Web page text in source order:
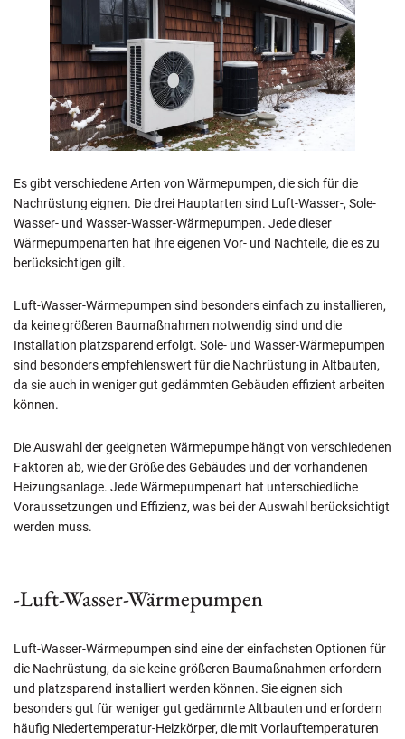
Es gibt verschiedene Arten von Wärmepumpen, die sich für die
Nachrüstung eignen. Die drei Hauptarten sind Luft-Wasser-, Sole-
Wasser- und Wasser-Wasser-Wärmepumpen. Jede dieser
Wärmepumpenarten hat ihre eigenen Vor- und Nachteile, die es zu
berücksichtigen gilt.
Luft-Wasser-Wärmepumpen sind besonders einfach zu installieren,
da keine größeren Baumaßnahmen notwendig sind und die
Installation platzsparend erfolgt. Sole- und Wasser-Wärmepumpen
sind besonders empfehlenswert für die Nachrüstung in Altbauten,
da sie auch in weniger gut gedämmten Gebäuden effizient arbeiten
können.
Die Auswahl der geeigneten Wärmepumpe hängt von verschiedenen
Faktoren ab, wie der Größe des Gebäudes und der vorhandenen
Heizungsanlage. Jede Wärmepumpenart hat unterschiedliche
Voraussetzungen und Effizienz, was bei der Auswahl berücksichtigt
werden muss.
-Luft-Wasser-Wärmepumpen
Luft-Wasser-Wärmepumpen sind eine der einfachsten Optionen für
die Nachrüstung, da sie keine größeren Baumaßnahmen erfordern
und platzsparend installiert werden können. Sie eignen sich
besonders gut für weniger gut gedämmte Altbauten und erfordern
häufig Niedertemperatur-Heizkörper, die mit Vorlauftemperaturen